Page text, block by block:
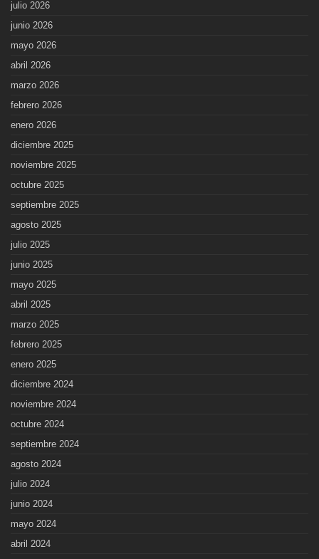
julio 2026
junio 2026
mayo 2026
abril 2026
marzo 2026
febrero 2026
enero 2026
diciembre 2025
noviembre 2025
octubre 2025
septiembre 2025
agosto 2025
julio 2025
junio 2025
mayo 2025
abril 2025
marzo 2025
febrero 2025
enero 2025
diciembre 2024
noviembre 2024
octubre 2024
septiembre 2024
agosto 2024
julio 2024
junio 2024
mayo 2024
abril 2024